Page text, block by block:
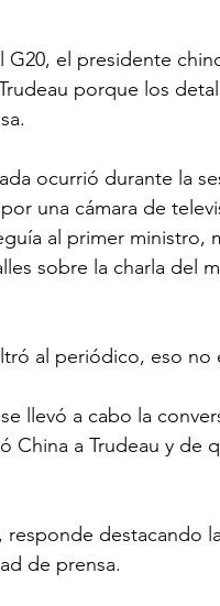
el presidente
porque los
ocurrió durante la
una cámara de
al primer ministro,
sobre la charla del
al periódico, eso no
llevó a cabo la
China a Trudeau y de
responde destacando
de prensa.